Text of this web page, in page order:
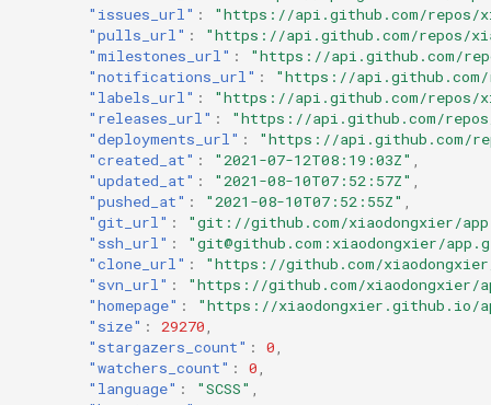
"issues_url" :
"https://api.github.com/repos/
"pulls_url" :
"https://api.github.com/repos/
"milestones_url" :
"https://api.github.com/
"notifications_url" :
"https://
"labels_url" :
"https://api.github.com/repos/
"releases_url" :
"https://api.github.com/
"deployments_url" :
"https://api.github.com/
"created_at" : "2021-07-12T08:19:03Z"
"updated_at" : "2021-08-10T07:52:57Z"
"pushed_at" : "2021-08-10T07:52:55Z"
"git_url" :
"git://github.com/xiaodongxier/
"ssh_url" :
"git@github.com:xiaodongxier/
"clone_url" :
"https://github.com/
"svn_url" :
"https://github.com/xiaodongxier/
"homepage" :
"https://xiaodongxier.github.io/
"size" : 29270
"stargazers_count" : 0
"watchers_count" : 0
"language" : "SCSS"